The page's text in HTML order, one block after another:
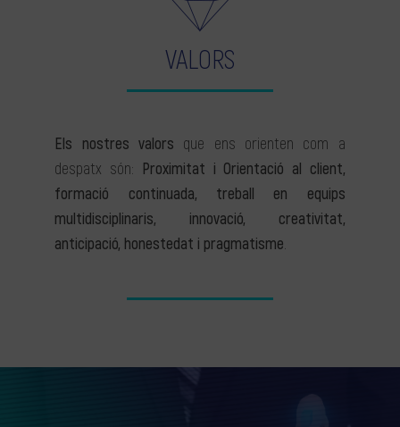
VALORS
Els nostres valors que ens orienten com a
despatx són: Proximitat i Orientació al client,
formació continuada, treball en equips
multidisciplinaris, innovació, creativitat,
anticipació, honestedat i pragmatisme.